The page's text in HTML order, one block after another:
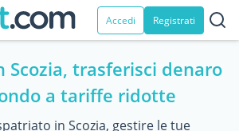
Accedi Registrati
Scozia, trasferisci denaro
a tariffe ridotte
in Scozia, gestire le tue